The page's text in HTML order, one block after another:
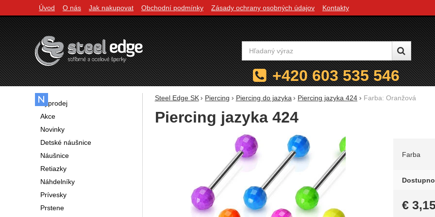
Steel Edge SK Piercing Piercing do jazyka Piercing jazyka 424 Farba: Oranžová
Piercing jazyka 424
Zvoľte
Farba
€
Výprodej
Akce
Novinky
Detské náušnice
Náušnice
Retiazky
Náhdelníky
Prívesky
Prstene
Navigácia
Úvod O nás Jak nakupovat Obchodní podmínky Zásady ochrany osobných údajov Kontakty
Vyhľadávanie
+420 603 535 546